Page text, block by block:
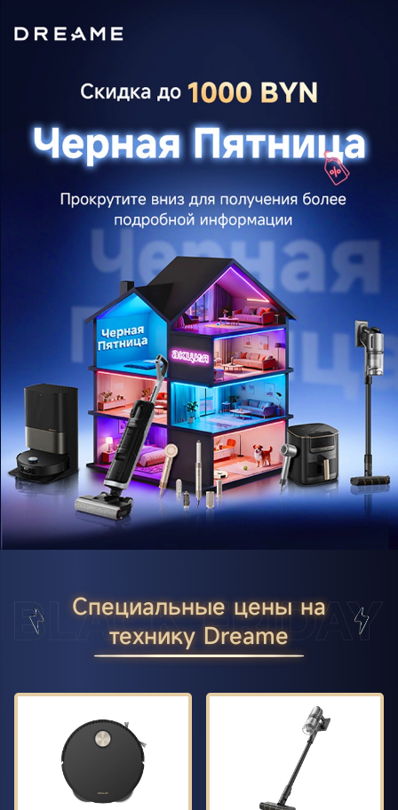
Специальные цены на
технику Dreame